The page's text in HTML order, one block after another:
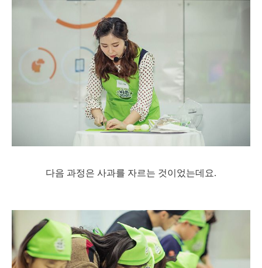
다음 과정은 사과를 자르는 것이었는데요.